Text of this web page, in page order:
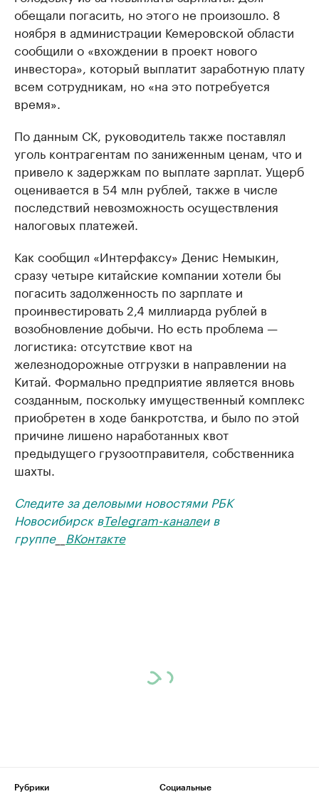
обещали погасить, но этого не произошло. 8
ноября в администрации Кемеровской области
сообщили о «вхождении в проект нового
инвестора», который выплатит заработную плату
всем сотрудникам, но «на это потребуется
время».
По данным СК, руководитель также поставлял
уголь контрагентам по заниженным ценам, что и
привело к задержкам по выплате зарплат. Ущерб
оценивается в 54 млн рублей, также в числе
последствий невозможность осуществления
налоговых платежей.
Как сообщил «Интерфаксу» Денис Немыкин,
сразу четыре китайские компании хотели бы
погасить задолженность по зарплате и
проинвестировать 2,4 миллиарда рублей в
возобновление добычи. Но есть проблема —
логистика: отсутствие квот на
железнодорожные отгрузки в направлении на
Китай. Формально предприятие является вновь
созданным, поскольку имущественный комплекс
приобретен в ходе банкротства, и было по этой
причине лишено наработанных квот
предыдущего грузоотправителя, собственника
шахты.
Следите за деловыми новостями РБК
Новосибирск вTelegram-каналеи в
группе__ ВКонтакте
Рубрики
Социальные